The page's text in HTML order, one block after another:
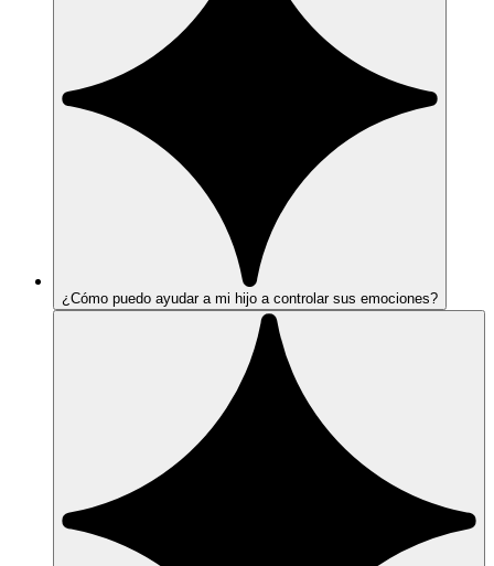
¿Cómo puedo ayudar a mi hijo a controlar sus emociones?